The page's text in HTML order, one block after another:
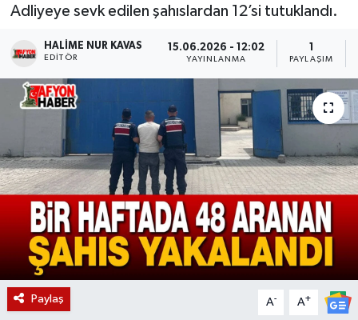
Adliyeye sevk edilen şahıslardan 12’si tutuklandı.
HALIME NUR KAVAS
EDITÖR
15.06.2026 - 12:02
YAYINLANMA PAYLAŞIM
Paylaş A- A+
Etkinlikler